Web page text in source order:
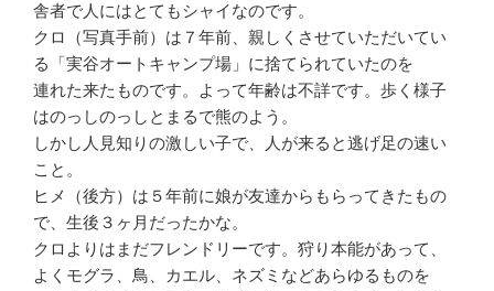
舎者で人にはとてもシャイなのです。
クロ（写真手前）は７年前、親しくさせていただいてい
る「実谷オートキャンプ場」に捨てられていたのを
連れた来たものです。よって年齢は不詳です。歩く様子
はのっしのっしとまるで熊のよう。
しかし人見知りの激しい子で、人が来ると逃げ足の速い
こと。
ヒメ（後方）は５年前に娘が友達からもらってきたもの
で、生後３ヶ月だったかな。
クロよりはまだフレンドリーです。狩り本能があって、
よくモグラ、鳥、カエル、ネズミなどあらゆるものを